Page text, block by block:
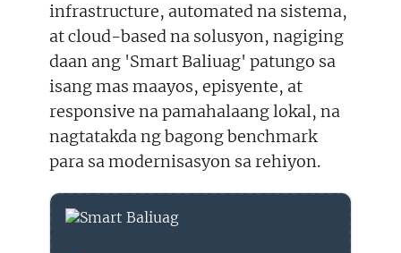
infrastructure, automated na sistema,
at cloud-based na solusyon, nagiging
daan ang 'Smart Baliuag' patungo sa
isang mas maayos, episyente, at
responsive na pamahalaang lokal, na
nagtatakda ng bagong benchmark
para sa modernisasyon sa rehiyon.